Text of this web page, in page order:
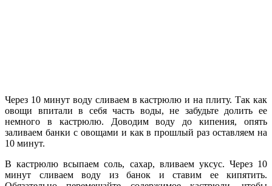
Через 10 минут воду сливаем в кастрюлю и на плиту. Так как
овощи впитали в себя часть воды, не забудьте долить ее
немного в кастрюлю. Доводим воду до кипения, опять
заливаем банки с овощами и как в прошлый раз оставляем на
10 минут.
В кастрюлю всыпаем соль, сахар, вливаем уксус. Через 10
минут сливаем воду из банок и ставим ее кипятить.